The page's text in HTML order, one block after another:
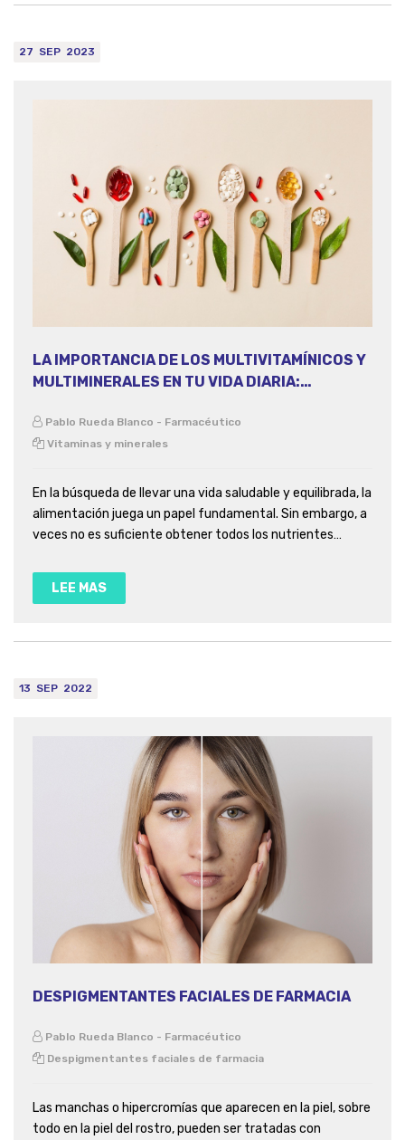
27 SEP 2023
LA IMPORTANCIA DE LOS MULTIVITAMÍNICOS Y
MULTIMINERALES EN TU VIDA DIARIA:
Pablo Rueda Blanco - Farmacéutico
Vitaminas y minerales
En la búsqueda de llevar una vida saludable y equilibrada, la
alimentación juega un papel fundamental. Sin embargo, a
veces no es suficiente obtener todos los nutrientes
en juego los multivitamínicos y multiminerales, como los
productos...
LEE MAS
13 SEP 2022
DESPIGMENTANTES FACIALES DE FARMACIA
Pablo Rueda Blanco - Farmacéutico
Despigmentantes faciales de farmacia
Las manchas o hipercromías que aparecen en la piel, sobre
todo en la piel del rostro, pueden ser tratadas con